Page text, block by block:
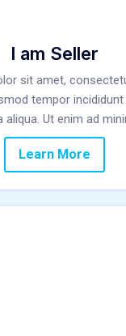
I am Seller
sit amet,
tempor
aliqua. Ut enim ad
Learn More